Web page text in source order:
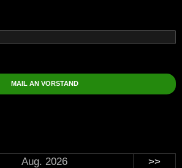
MAIL AN VORSTAND
Aug. 2026 >>